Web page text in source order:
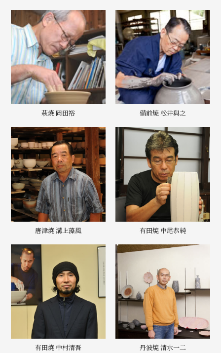
萩焼 岡田裕 備前焼 松井與之
唐津焼 溝上藻風 有田焼 中尾恭純
有田焼 中村清吾 丹波焼 清水一二